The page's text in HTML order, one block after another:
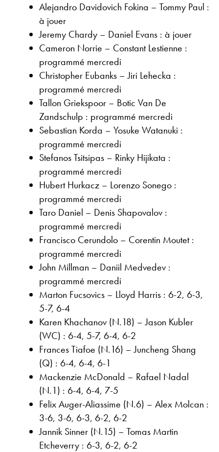
Alejandro Davidovich Fokina – Tommy Paul :
à jouer
Jeremy Chardy – Daniel Evans : à jouer
Cameron Norrie – Constant Lestienne :
programmé mercredi
Christopher Eubanks – Jiri Lehecka :
programmé mercredi
Tallon Griekspoor – Botic Van De
Zandschulp : programmé mercredi
Sebastian Korda – Yosuke Watanuki :
programmé mercredi
Stefanos Tsitsipas – Rinky Hijikata :
programmé mercredi
Hubert Hurkacz – Lorenzo Sonego :
programmé mercredi
Taro Daniel – Denis Shapovalov :
programmé mercredi
Francisco Cerundolo – Corentin Moutet :
programmé mercredi
John Millman – Daniil Medvedev :
programmé mercredi
Marton Fucsovics – Lloyd Harris : 6-2, 6-3,
5-7, 6-4
Karen Khachanov (N.18) – Jason Kubler
(WC) : 6-4, 5-7, 6-4, 6-2
Frances Tiafoe (N.16) – Juncheng Shang
(Q) : 6-4, 6-4, 6-1
Mackenzie McDonald – Rafael Nadal
(N.1) : 6-4, 6-4, 7-5
Felix Auger-Aliassime (N.6) – Alex Molcan :
3-6, 3-6, 6-3, 6-2, 6-2
Jannik Sinner (N.15) – Tomas Martin
Etcheverry : 6-3, 6-2, 6-2